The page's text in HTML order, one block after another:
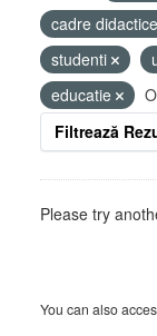
cadre didactice
studenti
educatie
Filtrează
Please try
You can also